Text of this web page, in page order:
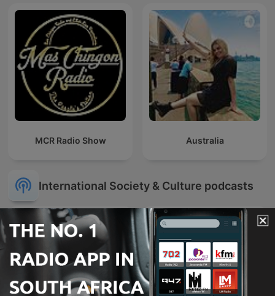
MCR Radio Show Australia
International Society & Culture podcasts